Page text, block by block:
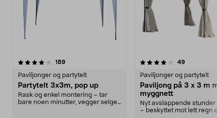
189anmeldelser
Paviljonger og partytelt
Partytelt 3x3m, pop up
Rask og enkel montering – tar
bare noen minutter, vegger selges
4.0 av 5 stjerner 49
Paviljonger og partytelt
Paviljong på 3 x 3 m
myggnett
Nyt avslappende stunder
– beskyttet mot lett regn
4.0 av 5 stjerner